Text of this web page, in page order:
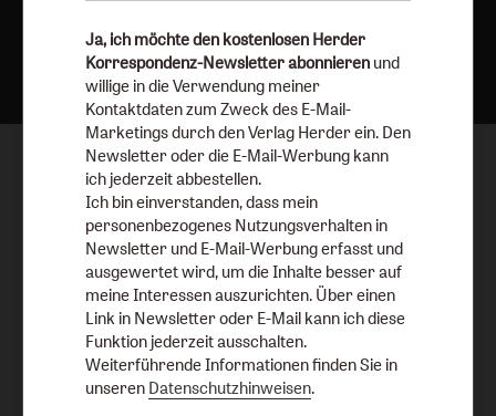
Nach oben
Ja, ich möchte den kostenlosen Herder
Korrespondenz-Newsletter abonnieren und
willige in die Verwendung meiner
Kontaktdaten zum Zweck des E-Mail-
Marketings durch den Verlag Herder ein. Den
Newsletter oder die E-Mail-Werbung kann
ich jederzeit abbestellen.
Ich bin einverstanden, dass mein
personenbezogenes Nutzungsverhalten in
Newsletter und E-Mail-Werbung erfasst und
ausgewertet wird, um die Inhalte besser auf
meine Interessen auszurichten. Über einen
Link in Newsletter oder E-Mail kann ich diese
Funktion jederzeit ausschalten.
Weiterführende Informationen finden Sie in
unseren Datenschutzhinweisen.